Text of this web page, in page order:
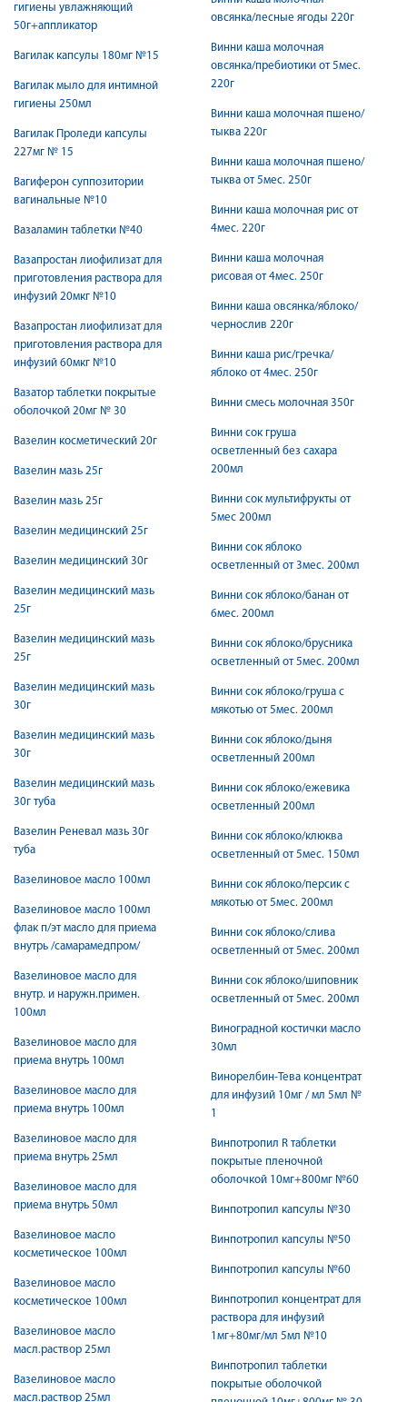
гигиены увлажняющий
50г+аппликатор
Вагилак капсулы 180мг №15
Вагилак мыло для интимной
гигиены 250мл
Вагилак Проледи капсулы
227мг № 15
Вагиферон суппозитории
вагинальные №10
Вазаламин таблетки №40
Вазапростан лиофилизат для
приготовления раствора для
инфузий 20мкг №10
Вазапростан лиофилизат для
приготовления раствора для
инфузий 60мкг №10
Вазатор таблетки покрытые
оболочкой 20мг № 30
Вазелин косметический 20г
Вазелин мазь 25г
Вазелин мазь 25г
Вазелин медицинский 25г
Вазелин медицинский 30г
Вазелин медицинский мазь
25г
Вазелин медицинский мазь
25г
Вазелин медицинский мазь
30г
Вазелин медицинский мазь
30г
Вазелин медицинский мазь
30г туба
Вазелин Реневал мазь 30г
туба
Вазелиновое масло 100мл
Вазелиновое масло 100мл
флак п/эт масло для приема
внутрь /самарамедпром/
Вазелиновое масло для
внутр. и наружн.примен.
100мл
Вазелиновое масло для
приема внутрь 100мл
Вазелиновое масло для
приема внутрь 100мл
Вазелиновое масло для
приема внутрь 25мл
Вазелиновое масло для
приема внутрь 50мл
Вазелиновое масло
косметическое 100мл
Вазелиновое масло
косметическое 100мл
Вазелиновое масло
масл.раствор 25мл
Вазелиновое масло
масл.раствор 25мл
овсянка/лесные ягоды 220г
Винни каша молочная
овсянка/пребиотики от 5мес.
220г
Винни каша молочная пшено/
тыква 220г
Винни каша молочная пшено/
тыква от 5мес. 250г
Винни каша молочная рис от
4мес. 220г
Винни каша молочная
рисовая от 4мес. 250г
Винни каша овсянка/яблоко/
чернослив 220г
Винни каша рис/гречка/
яблоко от 4мес. 250г
Винни смесь молочная 350г
Винни сок груша
осветленный без сахара
200мл
Винни сок мультифрукты от
5мес 200мл
Винни сок яблоко
осветленный от 3мес. 200мл
Винни сок яблоко/банан от
6мес. 200мл
Винни сок яблоко/брусника
осветленный от 5мес. 200мл
Винни сок яблоко/груша с
мякотью от 5мес. 200мл
Винни сок яблоко/дыня
осветленный 200мл
Винни сок яблоко/ежевика
осветленный 200мл
Винни сок яблоко/клюква
осветленный от 5мес. 150мл
Винни сок яблоко/персик с
мякотью от 5мес. 200мл
Винни сок яблоко/слива
осветленный от 5мес. 200мл
Винни сок яблоко/шиповник
осветленный от 5мес. 200мл
Виноградной костички масло
30мл
Винорелбин-Тева концентрат
для инфузий 10мг / мл 5мл №
1
Винпотропил R таблетки
покрытые пленочной
оболочкой 10мг+800мг №60
Винпотропил капсулы №30
Винпотропил капсулы №50
Винпотропил капсулы №60
Винпотропил концентрат для
раствора для инфузий
1мг+80мг/мл 5мл №10
Винпотропил таблетки
покрытые оболочкой